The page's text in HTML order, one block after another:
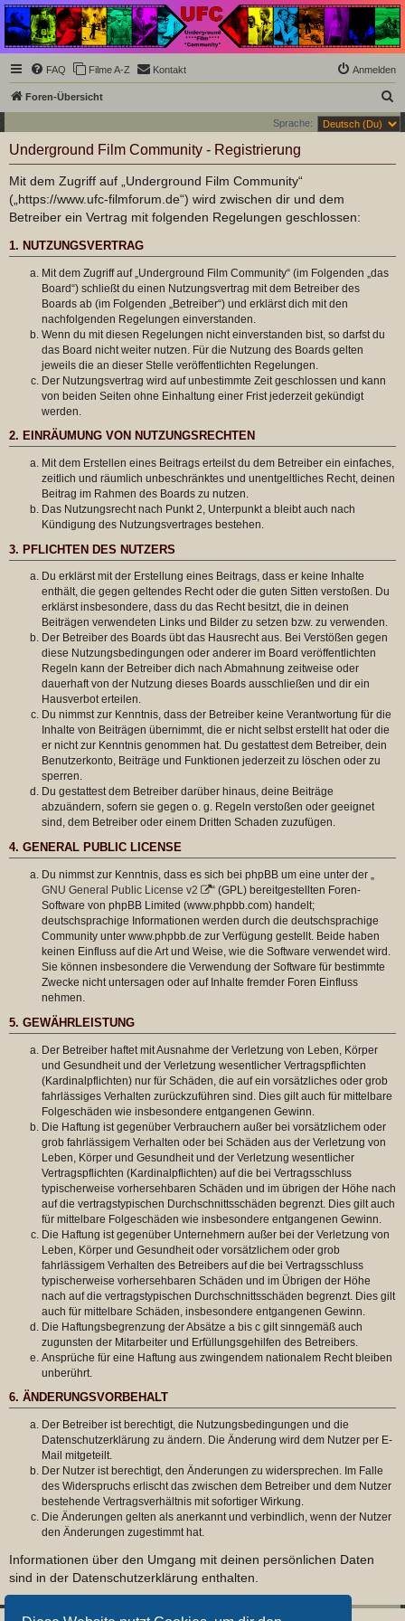
Underground Film
Community
Die Underground Film Community ist ein deutschsprachiges Filmforum und ein Paradies
für Cineasten und Filmsüchtige jenseits des Mainstreams.
FAQ Filme A-Z Kontakt Anmelden
Foren-Übersicht
u
Sprache:
Underground Film Community - Registrierung
Mit dem Zugriff auf „Underground Film Community“
(„https://www.ufc-filmforum.de“) wird zwischen dir und dem
Betreiber ein Vertrag mit folgenden Regelungen geschlossen:
1. NUTZUNGSVERTRAG
Mit dem Zugriff auf „Underground Film Community“ (im Folgenden „das
Board“) schließt du einen Nutzungsvertrag mit dem Betreiber des
Boards ab (im Folgenden „Betreiber“) und erklärst dich mit den
nachfolgenden Regelungen einverstanden.
Wenn du mit diesen Regelungen nicht einverstanden bist, so darfst du
das Board nicht weiter nutzen. Für die Nutzung des Boards gelten
jeweils die an dieser Stelle veröffentlichten Regelungen.
Der Nutzungsvertrag wird auf unbestimmte Zeit geschlossen und kann
von beiden Seiten ohne Einhaltung einer Frist jederzeit gekündigt
werden.
2. EINRÄUMUNG VON NUTZUNGSRECHTEN
Mit dem Erstellen eines Beitrags erteilst du dem Betreiber ein einfaches,
zeitlich und räumlich unbeschränktes und unentgeltliches Recht, deinen
Beitrag im Rahmen des Boards zu nutzen.
Das Nutzungsrecht nach Punkt 2, Unterpunkt a bleibt auch nach
Kündigung des Nutzungsvertrages bestehen.
3. PFLICHTEN DES NUTZERS
Du erklärst mit der Erstellung eines Beitrags, dass er keine Inhalte
enthält, die gegen geltendes Recht oder die guten Sitten verstoßen. Du
erklärst insbesondere, dass du das Recht besitzt, die in deinen
Beiträgen verwendeten Links und Bilder zu setzen bzw. zu verwenden.
Der Betreiber des Boards übt das Hausrecht aus. Bei Verstößen gegen
diese Nutzungsbedingungen oder anderer im Board veröffentlichten
Regeln kann der Betreiber dich nach Abmahnung zeitweise oder
dauerhaft von der Nutzung dieses Boards ausschließen und dir ein
Hausverbot erteilen.
Du nimmst zur Kenntnis, dass der Betreiber keine Verantwortung für die
Inhalte von Beiträgen übernimmt, die er nicht selbst erstellt hat oder die
er nicht zur Kenntnis genommen hat. Du gestattest dem Betreiber, dein
Benutzerkonto, Beiträge und Funktionen jederzeit zu löschen oder zu
sperren.
Du gestattest dem Betreiber darüber hinaus, deine Beiträge
abzuändern, sofern sie gegen o. g. Regeln verstoßen oder geeignet
sind, dem Betreiber oder einem Dritten Schaden zuzufügen.
4. GENERAL PUBLIC LICENSE
Du nimmst zur Kenntnis, dass es sich bei phpBB um eine unter der „
GNU General Public License v2
“ (GPL) bereitgestellten Foren-
Software von phpBB Limited (www.phpbb.com) handelt;
deutschsprachige Informationen werden durch die deutschsprachige
Community unter www.phpbb.de zur Verfügung gestellt. Beide haben
keinen Einfluss auf die Art und Weise, wie die Software verwendet wird.
Sie können insbesondere die Verwendung der Software für bestimmte
Zwecke nicht untersagen oder auf Inhalte fremder Foren Einfluss
nehmen.
5. GEWÄHRLEISTUNG
Der Betreiber haftet mit Ausnahme der Verletzung von Leben, Körper
und Gesundheit und der Verletzung wesentlicher Vertragspflichten
(Kardinalpflichten) nur für Schäden, die auf ein vorsätzliches oder grob
fahrlässiges Verhalten zurückzuführen sind. Dies gilt auch für mittelbare
Folgeschäden wie insbesondere entgangenen Gewinn.
Die Haftung ist gegenüber Verbrauchern außer bei vorsätzlichem oder
grob fahrlässigem Verhalten oder bei Schäden aus der Verletzung von
Leben, Körper und Gesundheit und der Verletzung wesentlicher
Vertragspflichten (Kardinalpflichten) auf die bei Vertragsschluss
typischerweise vorhersehbaren Schäden und im übrigen der Höhe nach
auf die vertragstypischen Durchschnittsschäden begrenzt. Dies gilt auch
für mittelbare Folgeschäden wie insbesondere entgangenen Gewinn.
Die Haftung ist gegenüber Unternehmern außer bei der Verletzung von
Leben, Körper und Gesundheit oder vorsätzlichem oder grob
fahrlässigem Verhalten des Betreibers auf die bei Vertragsschluss
typischerweise vorhersehbaren Schäden und im Übrigen der Höhe
nach auf die vertragstypischen Durchschnittsschäden begrenzt. Dies gilt
auch für mittelbare Schäden, insbesondere entgangenen Gewinn.
Die Haftungsbegrenzung der Absätze a bis c gilt sinngemäß auch
zugunsten der Mitarbeiter und Erfüllungsgehilfen des Betreibers.
Ansprüche für eine Haftung aus zwingendem nationalem Recht bleiben
unberührt.
6. ÄNDERUNGSVORBEHALT
Der Betreiber ist berechtigt, die Nutzungsbedingungen und die
Datenschutzerklärung zu ändern. Die Änderung wird dem Nutzer per E-
Mail mitgeteilt.
Der Nutzer ist berechtigt, den Änderungen zu widersprechen. Im Falle
des Widerspruchs erlischt das zwischen dem Betreiber und dem Nutzer
bestehende Vertragsverhältnis mit sofortiger Wirkung.
Die Änderungen gelten als anerkannt und verbindlich, wenn der Nutzer
den Änderungen zugestimmt hat.
Informationen über den Umgang mit deinen persönlichen Daten
sind in der Datenschutzerklärung enthalten.